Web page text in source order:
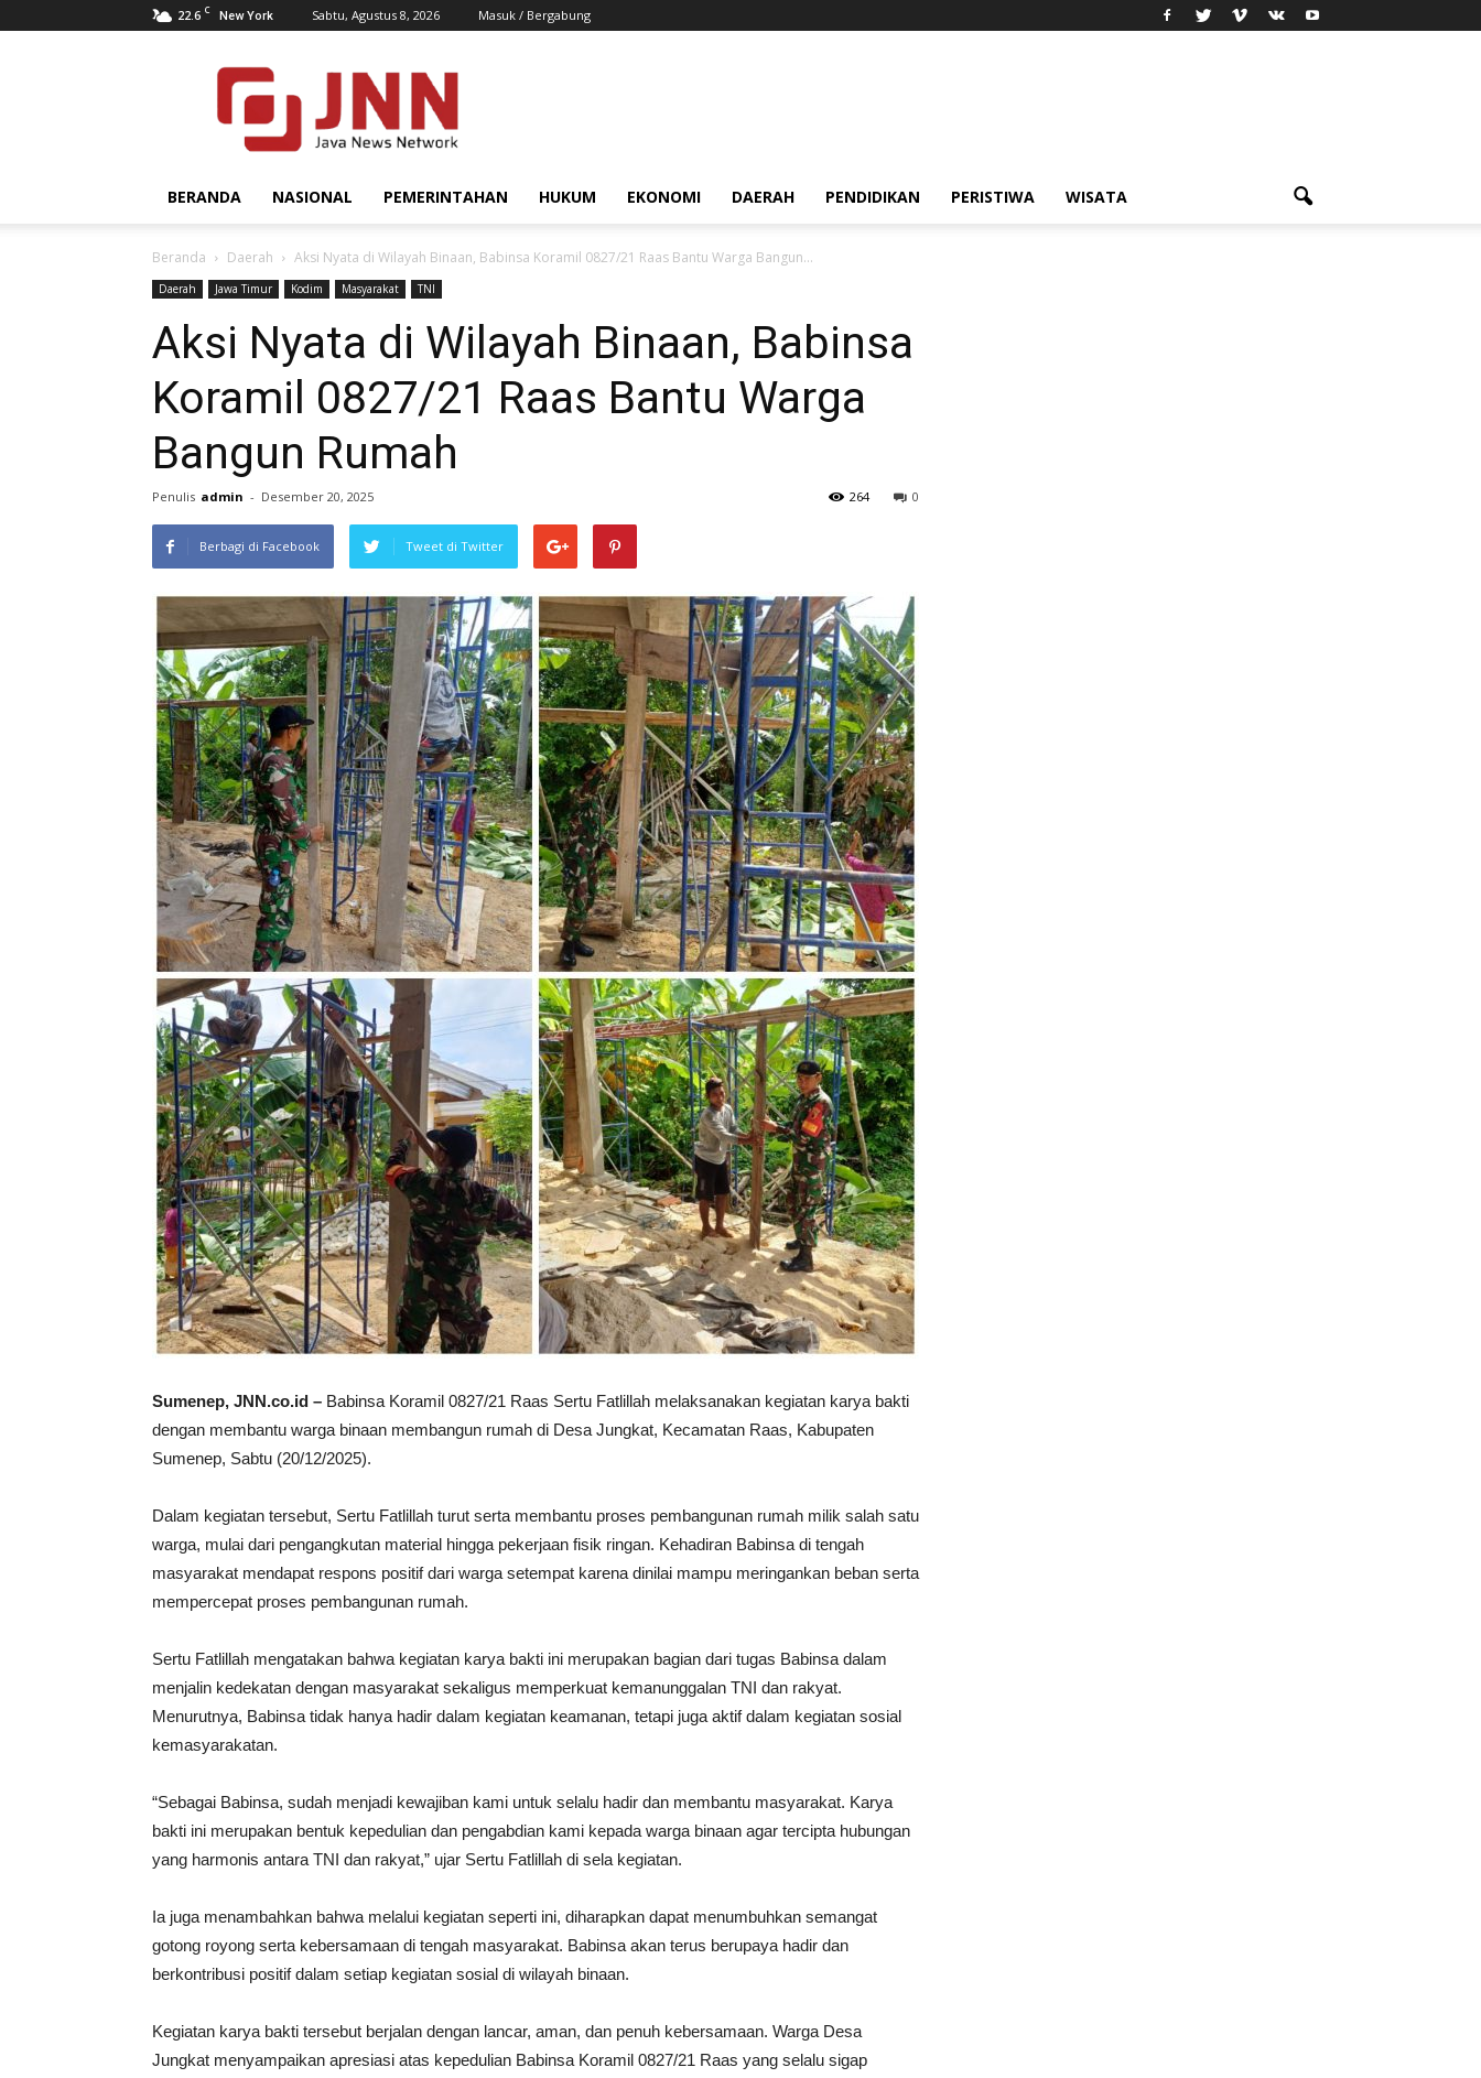
22.6 C New York Sabtu, Agustus 8, 2026 Masuk / Bergabung
JNN.co.id
BERANDA NASIONAL PEMERINTAHAN HUKUM EKONOMI DAERAH PENDIDIKAN PERISTIWA WISATA
Beranda Daerah Aksi Nyata di Wilayah Binaan, Babinsa Koramil 0827/21 Raas Bantu Warga Bangun...
Daerah Jawa Timur Kodim Masyarakat TNI
Aksi Nyata di Wilayah Binaan, Babinsa
Koramil 0827/21 Raas Bantu Warga
Bangun Rumah
Penulis admin - Desember 20, 2025 0
264
Berbagi di Facebook Tweet di Twitter
Sumenep, JNN.co.id – Babinsa Koramil 0827/21 Raas Sertu Fatlillah melaksanakan kegiatan karya bakti
dengan membantu warga binaan membangun rumah di Desa Jungkat, Kecamatan Raas, Kabupaten
Sumenep, Sabtu (20/12/2025).
Dalam kegiatan tersebut, Sertu Fatlillah turut serta membantu proses pembangunan rumah milik salah satu
warga, mulai dari pengangkutan material hingga pekerjaan fisik ringan. Kehadiran Babinsa di tengah
masyarakat mendapat respons positif dari warga setempat karena dinilai mampu meringankan beban serta
mempercepat proses pembangunan rumah.
Sertu Fatlillah mengatakan bahwa kegiatan karya bakti ini merupakan bagian dari tugas Babinsa dalam
menjalin kedekatan dengan masyarakat sekaligus memperkuat kemanunggalan TNI dan rakyat.
Menurutnya, Babinsa tidak hanya hadir dalam kegiatan keamanan, tetapi juga aktif dalam kegiatan sosial
kemasyarakatan.
“Sebagai Babinsa, sudah menjadi kewajiban kami untuk selalu hadir dan membantu masyarakat. Karya
bakti ini merupakan bentuk kepedulian dan pengabdian kami kepada warga binaan agar tercipta hubungan
yang harmonis antara TNI dan rakyat,” ujar Sertu Fatlillah di sela kegiatan.
Ia juga menambahkan bahwa melalui kegiatan seperti ini, diharapkan dapat menumbuhkan semangat
gotong royong serta kebersamaan di tengah masyarakat. Babinsa akan terus berupaya hadir dan
berkontribusi positif dalam setiap kegiatan sosial di wilayah binaan.
Kegiatan karya bakti tersebut berjalan dengan lancar, aman, dan penuh kebersamaan. Warga Desa
Jungkat menyampaikan apresiasi atas kepedulian Babinsa Koramil 0827/21 Raas yang selalu sigap